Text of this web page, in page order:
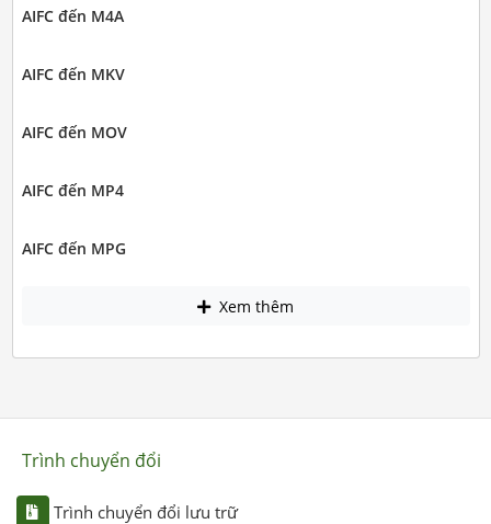
AIFC đến M4A
AIFC đến MKV
AIFC đến MOV
AIFC đến MP4
AIFC đến MPG
Xem thêm
Trình chuyển đổi
Trình chuyển đổi lưu trữ